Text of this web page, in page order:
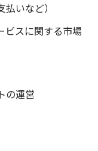
いなど）
ビスに関する市場
の運営